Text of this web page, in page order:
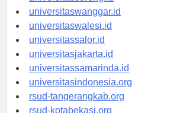
universitassorong.id
universitaswanggar.id
universitaswalesi.id
universitassalor.id
universitasjakarta.id
universitassamarinda.id
universitasindonesia.org
rsud-tangerangkab.org